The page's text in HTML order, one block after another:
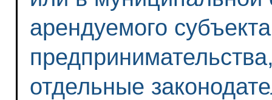
арендуемого
отдельные